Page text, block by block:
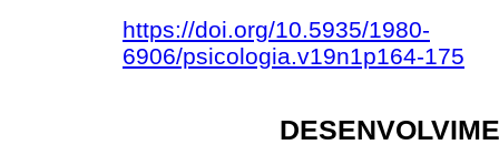
https://doi.org/10.5935/1980-
6906/psicologia.v19n1p164-175